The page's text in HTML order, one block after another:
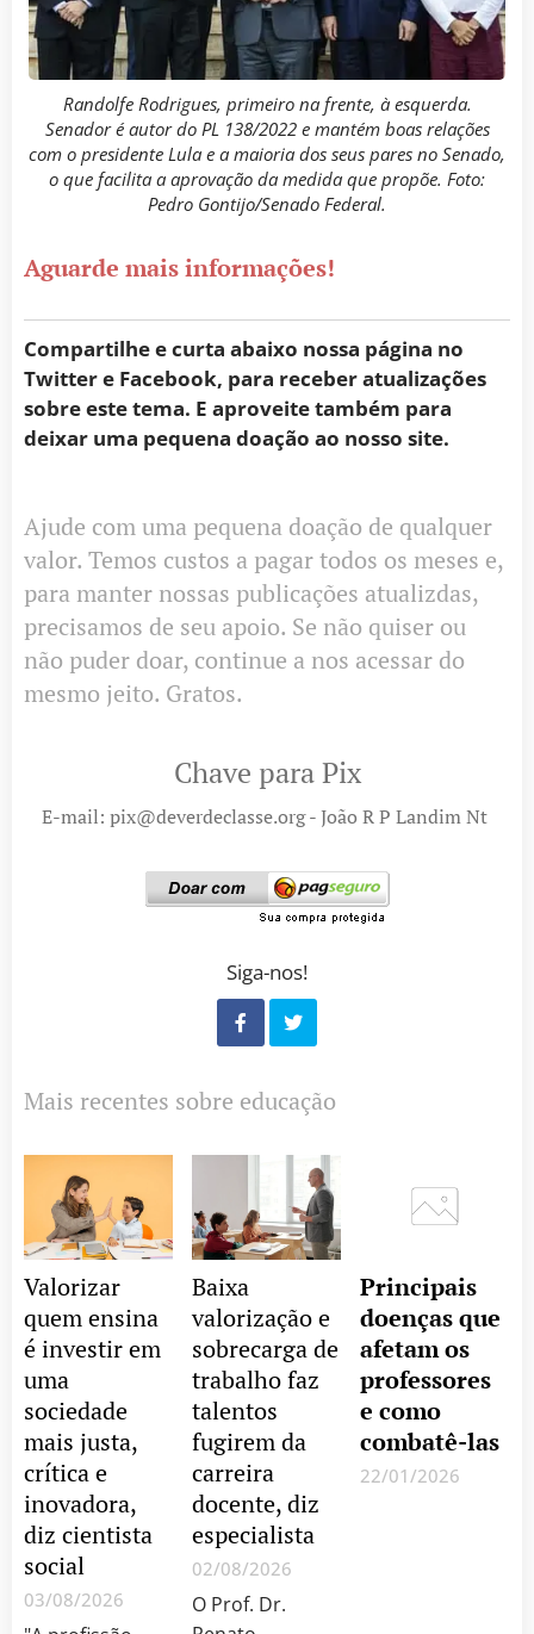
Randolfe Rodrigues, primeiro na frente, à esquerda.
Senador é autor do PL 138/2022 e mantém boas relações
com o presidente Lula e a maioria dos seus pares no Senado,
o que facilita a aprovação da medida que propõe. Foto:
Pedro Gontijo/Senado Federal.
Aguarde mais informações!
Compartilhe e curta abaixo nossa página no
Twitter e Facebook, para receber atualizações
sobre este tema. E aproveite também para
deixar uma pequena doação ao nosso site.
Ajude com uma pequena doação de qualquer
valor. Temos custos a pagar todos os meses e,
para manter nossas publicações atualizdas,
precisamos de seu apoio. Se não quiser ou
não puder doar, continue a nos acessar do
mesmo jeito. Gratos.
Chave para Pix
E-mail: pix@deverdeclasse.org - João R P Landim Nt
Siga-nos!
Mais recentes sobre educação
Valorizar
quem ensina
é investir em
uma
sociedade
mais justa,
crítica e
inovadora,
diz cientista
social
03/08/2026
Baixa
valorização e
sobrecarga de
trabalho faz
talentos
fugirem da
carreira
docente, diz
especialista
02/08/2026
O Prof. Dr.
Principais
doenças que
afetam os
professores
e como
combatê-las
22/01/2026